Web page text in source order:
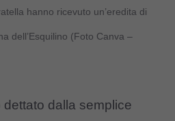
hanno ricevuto un’eredita di
dell’Esquilino (Foto Canva –
dalla semplice